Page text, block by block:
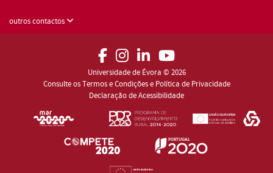
outros contactos
Universidade de Évora © 2026
Consulte os Termos e Condições e Política de Privacidade
Declaração de Acessibilidade